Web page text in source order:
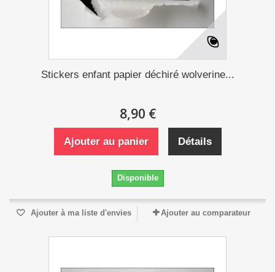
Stickers enfant papier déchiré wolverine...
8,90 €
Ajouter au panier Détails
Disponible
Ajouter à ma liste d'envies Ajouter au comparateur